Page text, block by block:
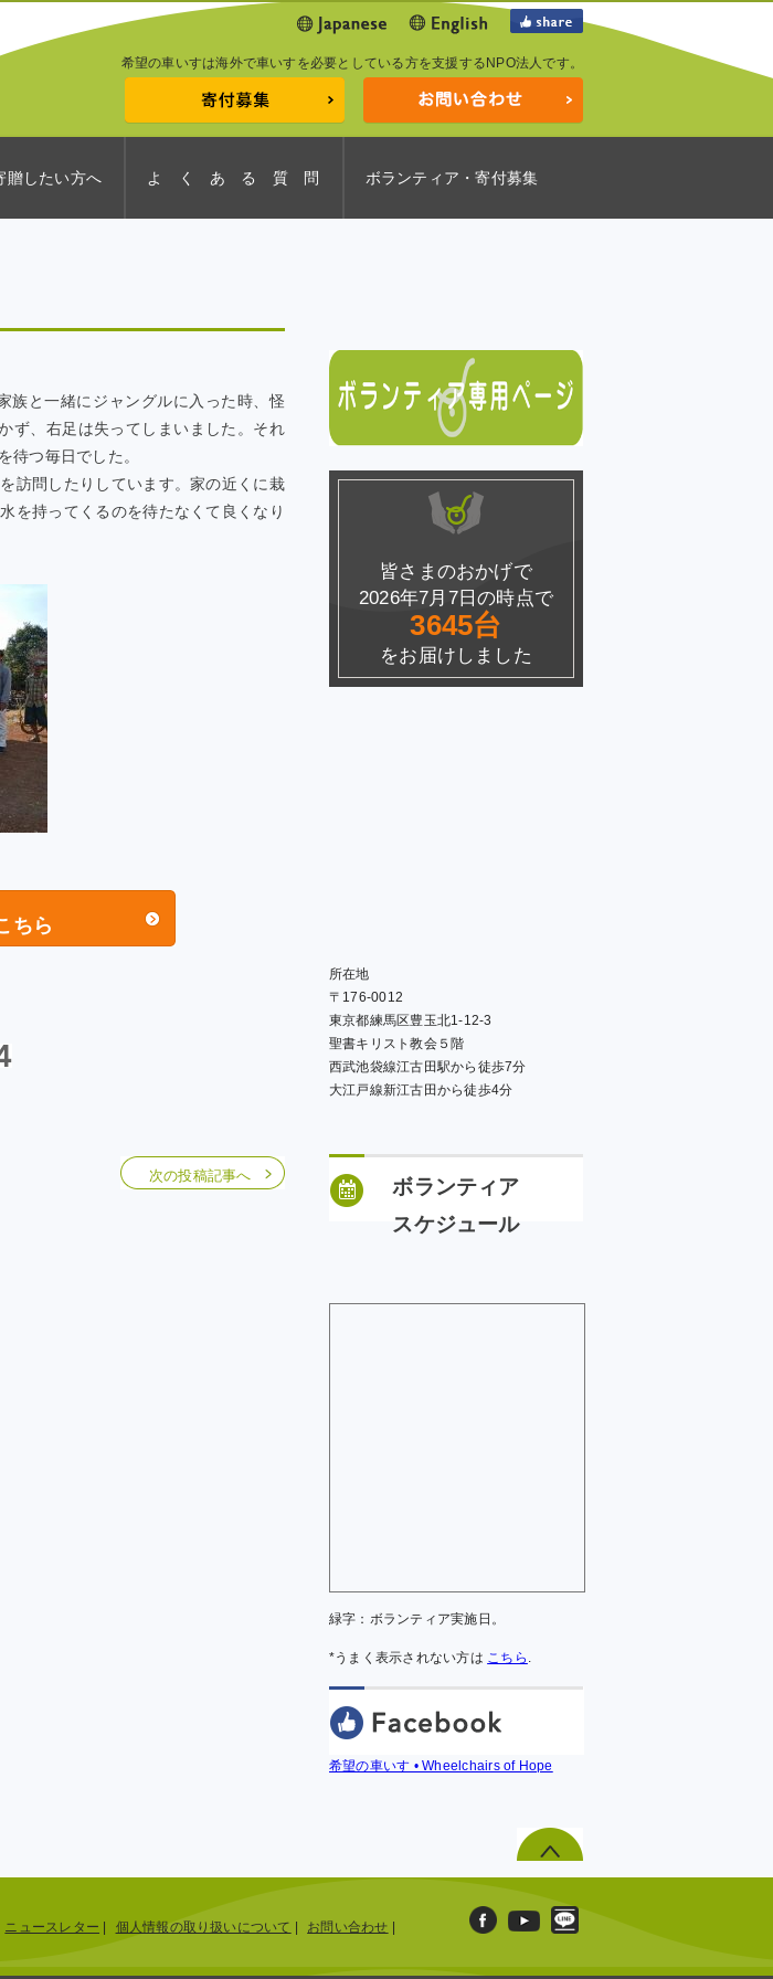
希望の車いすは海外で車いすを必要としている方を支援するNPO法人です。
贈したい方へ よ く あ る 質 問 ボランティア・寄付募集
族と一緒にジャングルに入った時、怪
ず、右足は失ってしまいました。それ
待つ毎日でした。
訪問したりしています。家の近くに栽
を持ってくるのを待たなくて良くなり
ちら
次の投稿記事へ
皆さまのおかげで
2026年7月7日の時点で
3645台
をお届けしました
所在地
〒176-0012
東京都練馬区豊玉北1-12-3
聖書キリスト教会５階
西武池袋線江古田駅から徒歩7分
大江戸線新江古田から徒歩4分
ボランティア
スケジュール
緑字：ボランティア実施日。
*うまく表示されない方は こちら .
希望の車いす • Wheelchairs of Hope
ニュースレター | 個人情報の取り扱いについて | お問い合わせ |